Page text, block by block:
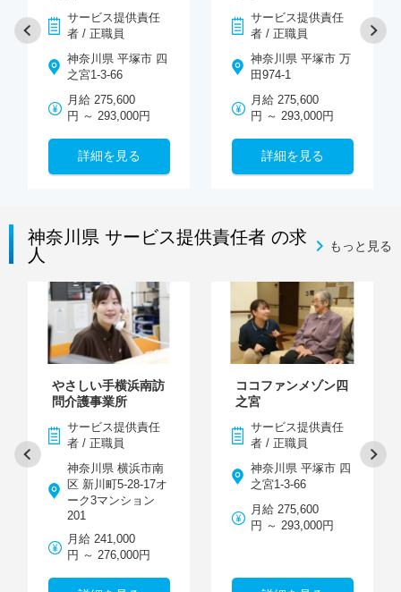
サービス提供責任
者 / 正職員
神奈川県 平塚市 四
之宮1-3-66
月給 275,600
円 ～ 293,000円
詳細を見る
サービス提供責任
者 / 正職員
神奈川県 平塚市 万
田974-1
月給 275,600
円 ～ 293,000円
詳細を見る
神奈川県 サービス提供責任者 の求
人
もっと見る
やさしい手横浜南訪
問介護事業所
サービス提供責任
者 / 正職員
神奈川県 横浜市南
区 新川町5-28-17オ
ーク3マンション
201
月給 241,000
円 ～ 276,000円
ココファンメゾン四
之宮
サービス提供責任
者 / 正職員
神奈川県 平塚市 四
之宮1-3-66
月給 275,600
円 ～ 293,000円